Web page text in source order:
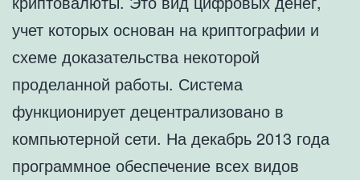
учет которых основан на криптографии и
схеме доказательства некоторой
проделанной работы. Система
функционирует децентрализовано в
компьютерной сети. На декабрь 2013 года
программное обеспечение всех видов